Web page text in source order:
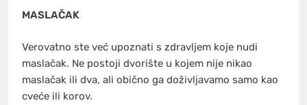
MASLAČAK
Verovatno ste već upoznati s zdravljem koje nudi
maslačak. Ne postoji dvorište u kojem nije nikao
maslačak ili dva, ali obično ga doživljavamo samo kao
cveće ili korov.